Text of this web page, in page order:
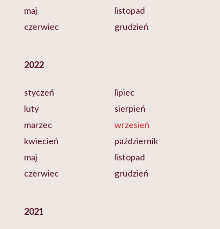
maj
czerwiec
listopad
grudzień
2022
styczeń
luty
marzec
kwiecień
maj
czerwiec
lipiec
sierpień
wrzesień
październik
listopad
grudzień
2021